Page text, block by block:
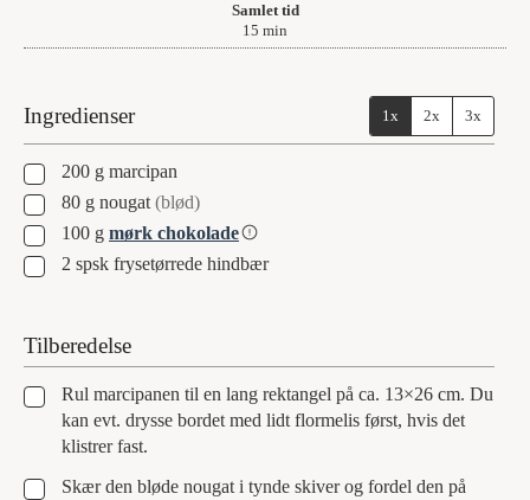
Samlet tid
15 minutter
min
Ingredienser 1x 2x 3x
▢
200 g marcipan
▢
80 g nougat (blød)
▢100 g mørk chokolade
▢
2 spsk frysetørrede hindbær
Tilberedelse
▢
Rul marcipanen til en lang rektangel på ca. 13×26 cm. Du
kan evt. drysse bordet med lidt flormelis først, hvis det
klistrer fast.
▢
Skær den bløde nougat i tynde skiver og fordel den på